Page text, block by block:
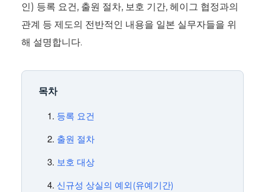
인) 등록 요건, 출원 절차, 보호 기간, 헤이그 협정과의
관계 등 제도의 전반적인 내용을 일본 실무자들을 위
해 설명합니다.
목차
등록 요건
출원 절차
보호 대상
신규성 상실의 예외(유예기간)